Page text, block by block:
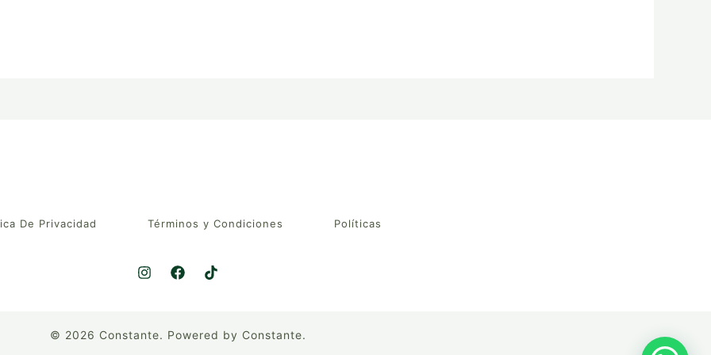
De Privacidad Términos y Condiciones Políticas
© 2026 Constante. Powered by Constante.